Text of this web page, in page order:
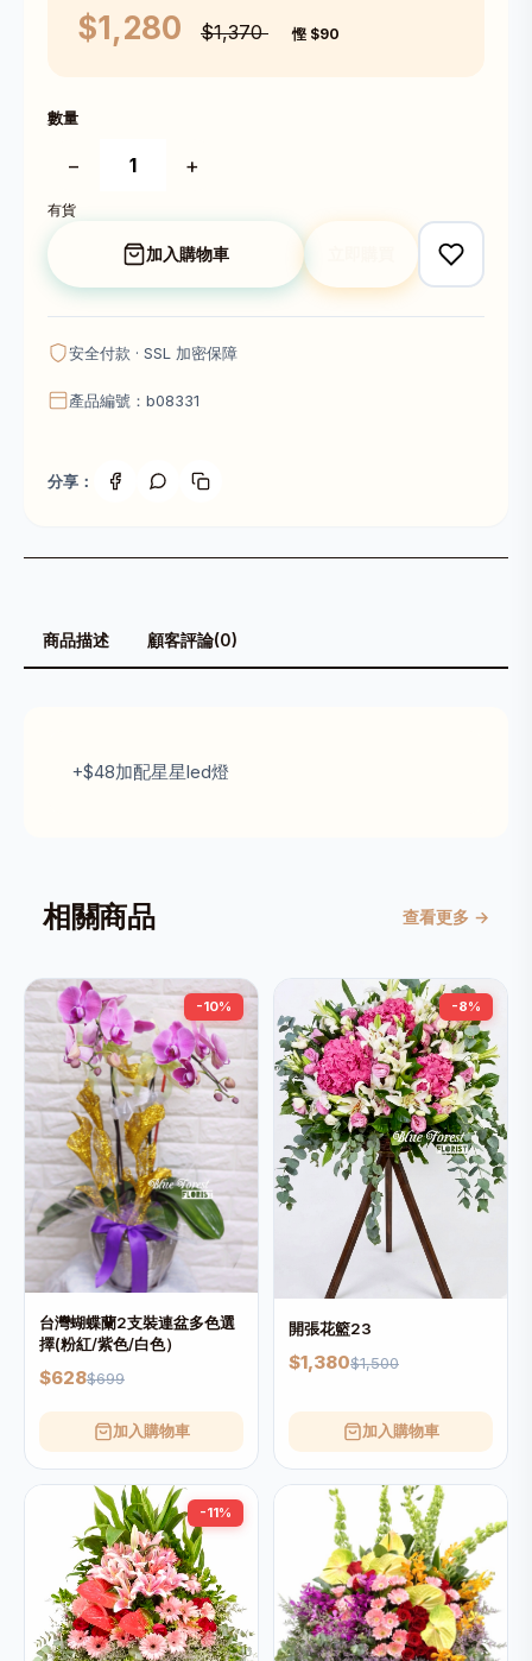
$1,280 $1,370 慳 $90
數量
− +
有貨
加入購物車
安全付款 · SSL 加密保障
產品編號：b08331
分享：
商品描述 顧客評論(0)
+$48加配星星led燈
相關商品 查看更多 →
-10%
台灣蝴蝶蘭2支裝連盆多色選
擇(粉紅/紫色/白色）
$628$699
加入購物車
-8%
開張花籃23
$1,380$1,500
加入購物車
-11%